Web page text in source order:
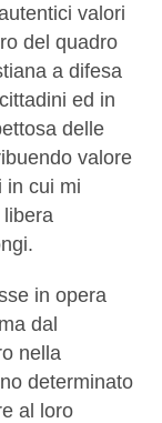
valori
del quadro
a difesa
ed in
delle
valore
in cui mi
in opera
dal
nella
determinato
al loro